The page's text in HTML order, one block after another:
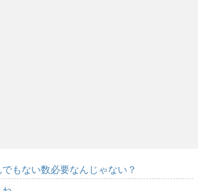
もない数必要なんじゃない？